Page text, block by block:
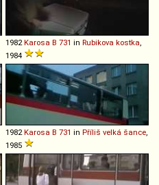
1982Karosa B 731 in Rubikova kostka,
1984
1982Karosa B 731 in Příliš velká šance,
1985